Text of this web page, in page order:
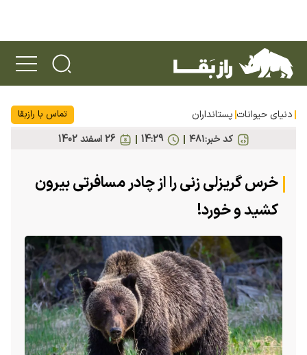
دنیای حیوانات پستانداران تماس با رازبقا
کد خبر:۴۸۱ 26 اسفند 1402 14:29
خرس گریزلی زنی را از چادر مسافرتی بیرون
کشید و خورد!